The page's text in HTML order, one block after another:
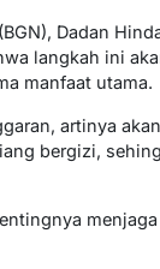
Dadan
langkah ini
manfaat utama.
artinya
bergizi,